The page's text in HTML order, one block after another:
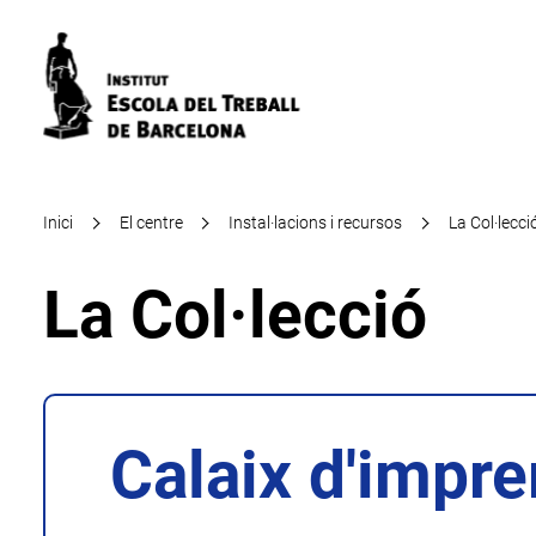
Inici El centre Instal·lacions i recursos La
La Col·lecció
Calaix